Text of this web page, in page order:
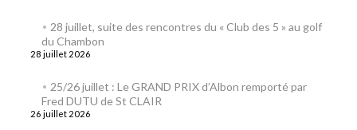
28 juillet, suite des rencontres du « Club des 5 » au golf
du Chambon
28 juillet 2026
25/26 juillet : Le GRAND PRIX d’Albon remporté par
Fred DUTU de St CLAIR
26 juillet 2026